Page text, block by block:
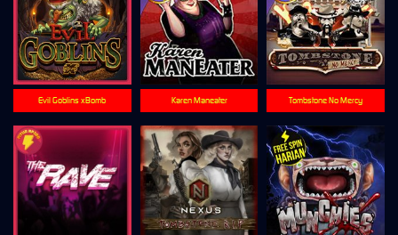
Tombstone No Mercy
Evil Goblins xBomb Karen Maneater